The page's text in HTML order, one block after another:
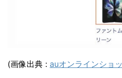
(画像出典 : auオンラインショ